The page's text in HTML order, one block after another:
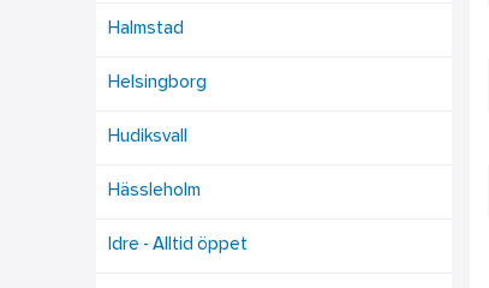
Halmstad
Helsingborg
Hudiksvall
Hässleholm
Idre - Alltid öppet